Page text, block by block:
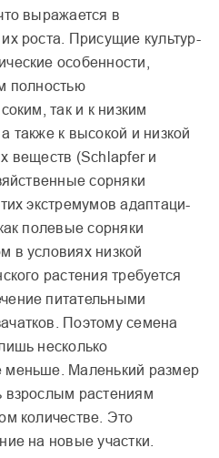
выражается в
роста. Присущие культур­
особенности,
полностью
так и к низким
также к высокой и низкой
веществ (Schlapfer и
сор­няки
экстремумов адаптаци­
полевые сорняки
в условиях низкой
расте­ния требуется
питатель­ными
Поэтому семена
несколько
Маленький размер
взрослым растениям
количестве. Это
на новые участки.